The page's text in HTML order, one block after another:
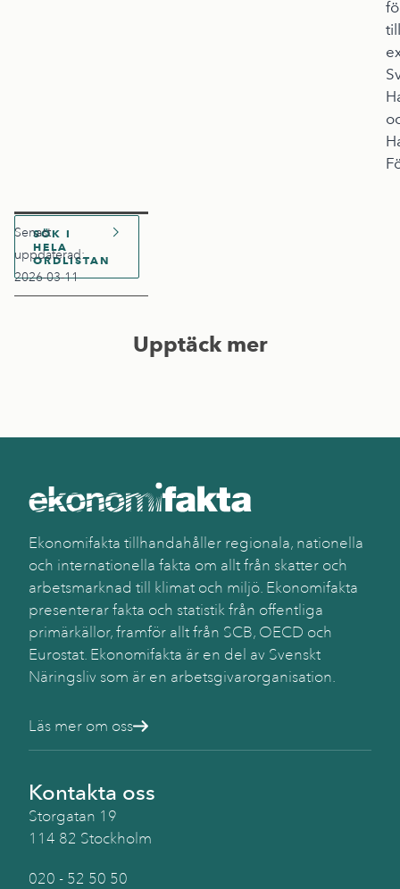
till
SÖK I
HELA
ORDLISTAN
Senast
uppdaterad:
2026-03-11
Upptäck mer
Ekonomifakta tillhandahåller regionala, nationella
och internationella fakta om allt från skatter och
arbetsmarknad till klimat och miljö. Ekonomifakta
presenterar fakta och statistik från offentliga
primärkällor, framför allt från SCB, OECD och
Eurostat. Ekonomifakta är en del av Svenskt
Näringsliv som är en arbetsgivarorganisation.
Läs mer om oss
Kontakta oss
Storgatan 19
114 82 Stockholm
020 - 52 50 50